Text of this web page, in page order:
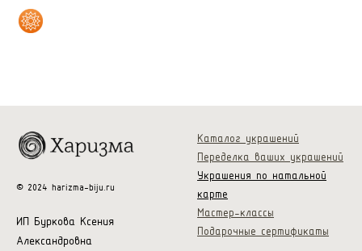
© 2024 harizma-biju.ru
ИП Буркова Ксения
Александровна
Каталог украшений
Переделка ваших украшений
Украшения по натальной
карте
Мастер-классы
Подарочные сертификаты